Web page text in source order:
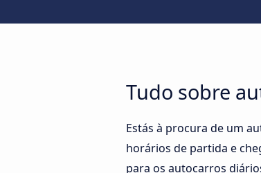
Tudo sobre
Estás à procura de um
horários de partida e
para os autocarros